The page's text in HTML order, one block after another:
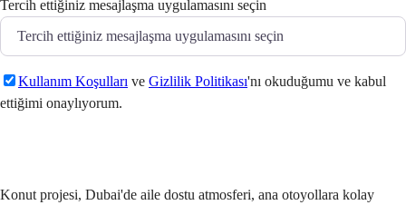
Tercih ettiğiniz mesajlaşma uygulamasını seçin
Kullanım Koşulları ve Gizlilik Politikası'nı okuduğumu ve kabul
ettiğimi onaylıyorum.
Konut projesi, Dubai'de aile dostu atmosferi, ana otoyollara kolay